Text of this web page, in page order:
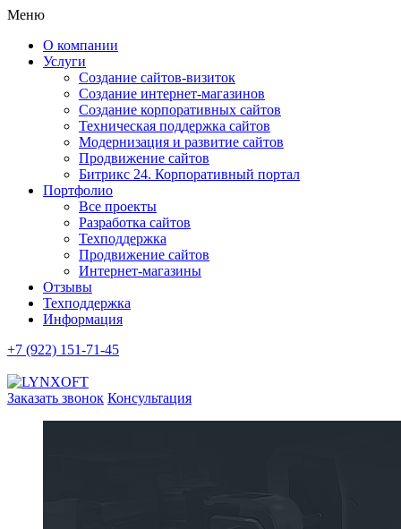
Меню
О компании
Услуги
Создание сайтов-визиток
Создание интернет-магазинов
Создание корпоративных сайтов
Техническая поддержка сайтов
Модернизация и развитие сайтов
Продвижение сайтов
Битрикс 24. Корпоративный портал
Портфолио
Все проекты
Разработка сайтов
Техподдержка
Продвижение сайтов
Интернет-магазины
Отзывы
Техподдержка
Информация
+7 (922) 151-71-45
Заказать звонок Консультация